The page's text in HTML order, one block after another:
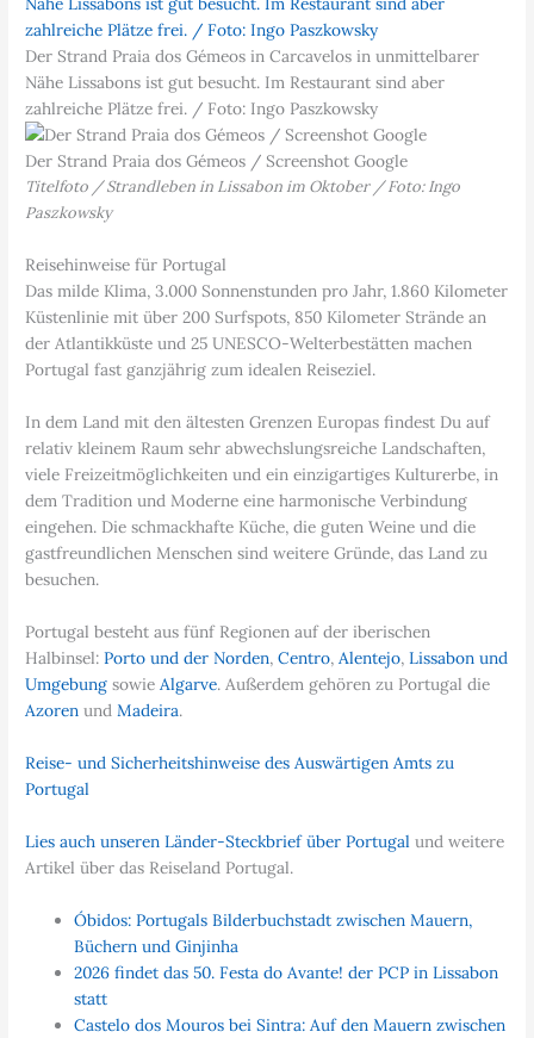
Der Strand Praia dos Gémeos in Carcavelos in unmittelbarer
Nähe Lissabons ist gut besucht. Im Restaurant sind aber
zahlreiche Plätze frei. / Foto: Ingo Paszkowsky
Der Strand Praia dos Gémeos / Screenshot Google
Titelfoto / Strandleben in Lissabon im Oktober / Foto: Ingo
Paszkowsky
Reisehinweise für Portugal
Das milde Klima, 3.000 Sonnenstunden pro Jahr, 1.860 Kilometer
Küstenlinie mit über 200 Surfspots, 850 Kilometer Strände an
der Atlantikküste und 25 UNESCO-Welterbestätten machen
Portugal fast ganzjährig zum idealen Reiseziel.
In dem Land mit den ältesten Grenzen Europas findest Du auf
relativ kleinem Raum sehr abwechslungsreiche Landschaften,
viele Freizeitmöglichkeiten und ein einzigartiges Kulturerbe, in
dem Tradition und Moderne eine harmonische Verbindung
eingehen. Die schmackhafte Küche, die guten Weine und die
gastfreundlichen Menschen sind weitere Gründe, das Land zu
besuchen.
Portugal besteht aus fünf Regionen auf der iberischen
Halbinsel:Porto und der Norden,Centro,Alentejo,Lissabon und
Umgebung sowieAlgarve. Außerdem gehören zu Portugal die
Azoren undMadeira.
Reise- und Sicherheitshinweise des Auswärtigen Amts zu
Portugal
Lies auch unseren Länder-Steckbrief über Portugal und weitere
Artikel über das Reiseland Portugal.
Óbidos: Portugals Bilderbuchstadt zwischen Mauern,
Büchern und Ginjinha
2026 findet das 50. Festa do Avante! der PCP in Lissabon
statt
Castelo dos Mouros bei Sintra: Auf den Mauern zwischen